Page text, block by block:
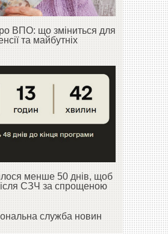
ВПО: що зміниться для
та майбутніх
менше 50 днів, щоб
СЗЧ за спрощеною
служба новин